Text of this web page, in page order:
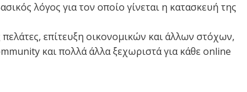
λόγος για τον οποίο γίνεται η κατασκευή της
πελάτες, επίτευξη οικονομικών και άλλων στόχων,
και πολλά άλλα ξεχωριστά για κάθε online